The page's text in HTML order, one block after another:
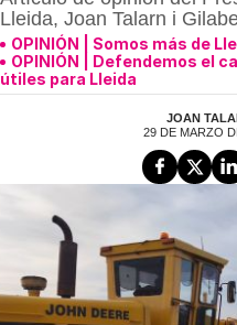
Lleida, Joan Talarn i
OPINIÓN | Somos más de
OPINIÓN | Defendemos el
útiles para Lleida
JOAN
29 DE MARZO